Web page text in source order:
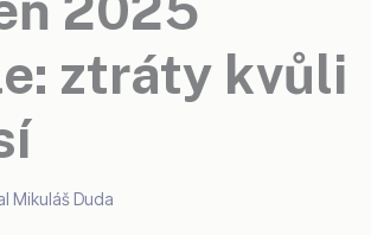
ztráty kvůli
Mikuláš Duda